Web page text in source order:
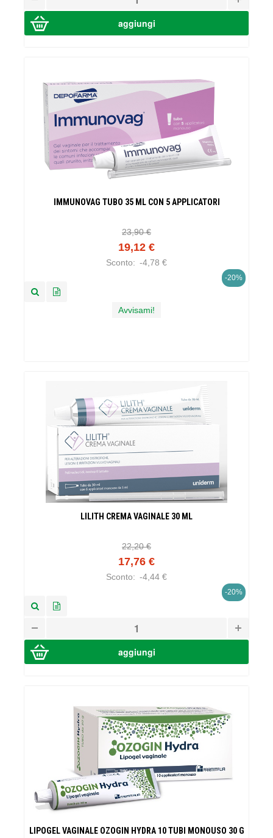
IMMUNOVAG TUBO 35 ML CON 5 APPLICATORI
23,90 €
19,12 €
Sconto: -4,78 €
-20%
Avvisami!
LILITH CREMA VAGINALE 30 ML
22,20 €
17,76 €
Sconto: -4,44 €
-20%
LIPOGEL VAGINALE OZOGIN HYDRA 10 TUBI MONOUSO 30 G